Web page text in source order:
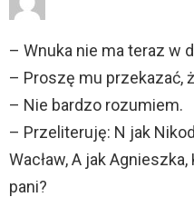
– Wnuka nie ma teraz w
– Proszę mu przekazać,
– Nie bardzo rozumiem.
– Przeliteruję: N jak
Wacław, A jak
pani?